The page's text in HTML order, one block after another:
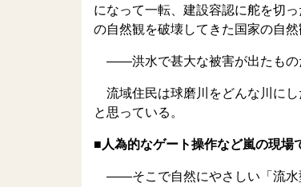
になって一転、建設容認に舵を切
の自然観を破壊してきた国家の自
――洪水で甚大な被害が出たもの
流域住民は球磨川をどんな川にし
と思っている。
■人為的なゲート操作など嵐の現場
――そこで自然にやさしい「流水